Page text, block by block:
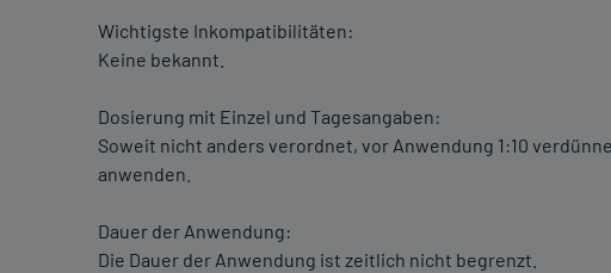
Wichtigste Inkompatibilitäten:
Keine bekannt.
Dosierung mit Einzel und Tagesangaben:
Soweit nicht anders verordnet, vor Anwendung 1:10
anwenden.
Dauer der Anwendung:
Die Dauer der Anwendung ist zeitlich nicht begrenzt.